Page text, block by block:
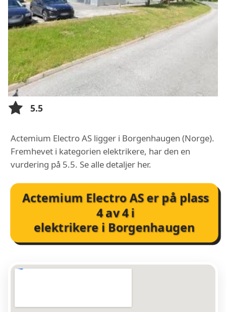
5.5
Actemium Electro AS ligger i Borgenhaugen (Norge).
Fremhevet i kategorien elektrikere, har den en
vurdering på 5.5. Se alle detaljer her.
Actemium Electro ASer på plass
4av4i
elektrikere i Borgenhaugen